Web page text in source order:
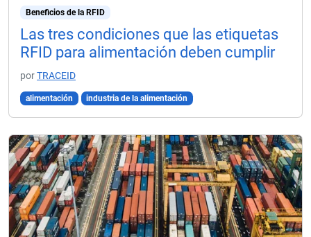
Beneficios de la RFID
Las tres condiciones que las etiquetas
RFID para alimentación deben cumplir
porTRACEID
alimentación industria de la alimentación